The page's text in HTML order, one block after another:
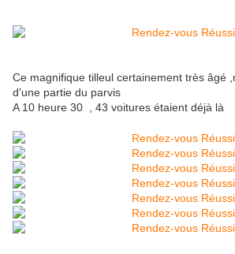
Ce magnifique tilleul certainement très âgé
d'une partie du parvis
A 10 heure 30 , 43 voitures étaient déjà là